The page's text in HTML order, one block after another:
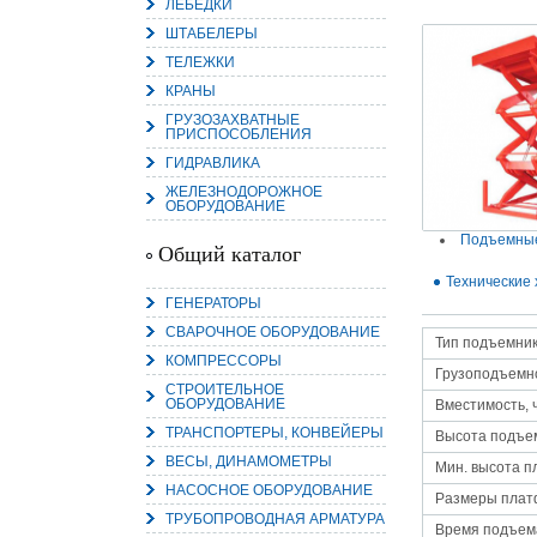
ЛЕБЕДКИ
ШТАБЕЛЕРЫ
ТЕЛЕЖКИ
КРАНЫ
ГРУЗОЗАХВАТНЫЕ
ПРИСПОСОБЛЕНИЯ
ГИДРАВЛИКА
ЖЕЛЕЗНОДОРОЖНОЕ
ОБОРУДОВАНИЕ
Общий каталог
ГЕНЕРАТОРЫ
СВАРОЧНОЕ ОБОРУДОВАНИЕ
КОМПРЕССОРЫ
СТРОИТЕЛЬНОЕ
ОБОРУДОВАНИЕ
ТРАНСПОРТЕРЫ, КОНВЕЙЕРЫ
ВЕСЫ, ДИНАМОМЕТРЫ
НАСОСНОЕ ОБОРУДОВАНИЕ
ТРУБОПРОВОДНАЯ АРМАТУРА
Технические
Тип
Вместимость,
Высота
Мин. высота
Размеры
Время